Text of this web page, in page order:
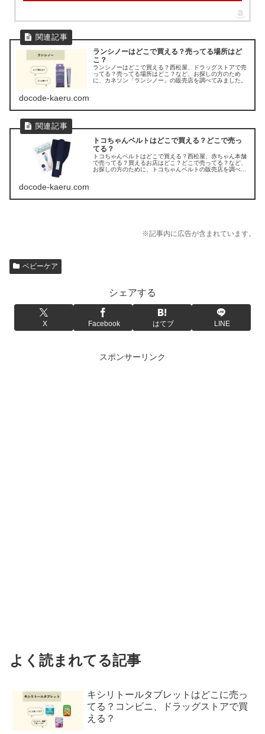
ランシノーはどこで買える？売ってる場所はど
こ？
ランシノーはどこで買える？西松屋、ドラッグストアで売
ってる？売ってる場所はどこ？など、お探しの方のため
に、カネソン「ランシノー」の販売店を調べてみました。
docode-kaeru.com
トコちゃんベルトはどこで買える？どこで売っ
てる？
トコちゃんベルトはどこで買える？西松屋、赤ちゃん本舗
で売ってる？買えるお店はどこ？どこで売ってる？など、
お探しの方のために、トコちゃんベルトの販売店を調べて
docode-kaeru.com
※記事内に広告が含まれています。
ベビーケア
シェアする
X Facebook はてブ LINE
スポンサーリンク
よく読まれてる記事
キシリトールタブレットはどこに売っ
てる？コンビニ、ドラッグストアで買
える？